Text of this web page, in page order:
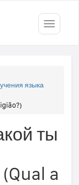
Toggle
языка
ты
a